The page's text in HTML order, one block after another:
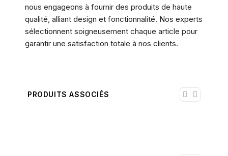
nous engageons à fournir des produits de haute
qualité, alliant design et fonctionnalité. Nos experts
sélectionnent soigneusement chaque article pour
garantir une satisfaction totale à nos clients.
PRODUITS ASSOCIÉS